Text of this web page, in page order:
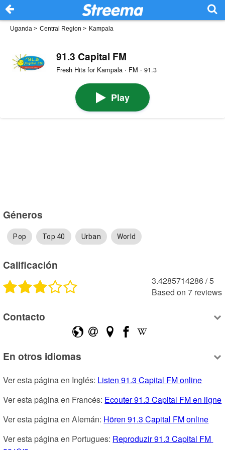
Uganda > Central Region > Kampala
91.3 Capital FM
Fresh Hits for Kampala · FM · 91.3
Play
Géneros
Pop Top 40 Urban World
Calificación
3.4285714286 /5
Based on 7 reviews
Contacto
En otros idiomas
Ver esta página en Inglés: Listen 91.3 Capital FM online
Ver esta página en Francés: Ecouter 91.3 Capital FM en ligne
Ver esta página en Alemán: Hören 91.3 Capital FM online
Ver esta página en Portugues: Reproduzir 91.3 Capital FM